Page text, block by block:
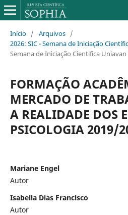
Início / Arquivos /
2026: SIC - Semana de Iniciação
Semana de Iniciação Cientifica
FORMAÇÃO
MERCADO DE
A REALIDADE DOS
PSICOLOGIA 2019/
Mariane Engel
Autor
Isabella Dias Francisco
Autor